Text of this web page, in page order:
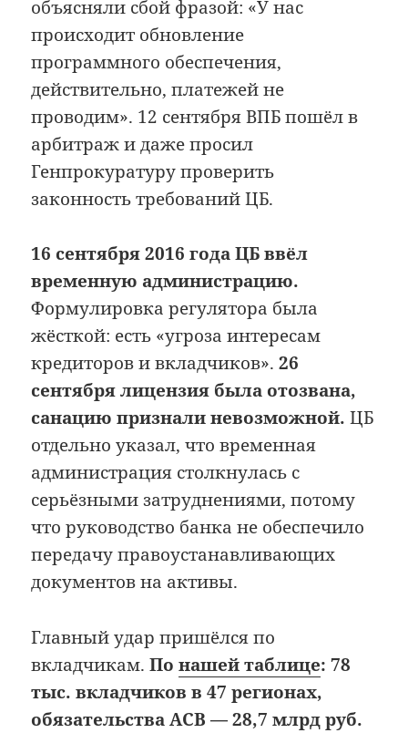
объясняли сбой фразой: «У нас
происходит обновление
программного обеспечения,
действительно, платежей не
проводим». 12 сентября ВПБ пошёл в
арбитраж и даже просил
Генпрокуратуру проверить
законность требований ЦБ.
16 сентября 2016 года ЦБ ввёл
временную администрацию.
Формулировка регулятора была
жёсткой: есть «угроза интересам
кредиторов и вкладчиков».26
сентября лицензия была отозвана,
санацию признали невозможной. ЦБ
отдельно указал, что временная
администрация столкнулась с
серьёзными затруднениями, потому
что руководство банка не обеспечило
передачу правоустанавливающих
документов на активы.
Главный удар пришёлся по
вкладчикам.Понашей таблице: 78
тыс. вкладчиков в 47 регионах,
обязательства АСВ — 28,7 млрд руб.